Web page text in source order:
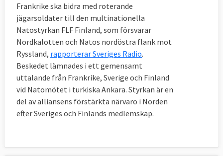
Frankrike ska bidra med roterande
jägarsoldater till den multinationella
Natostyrkan FLF Finland, som försvarar
Nordkalotten och Natos nordöstra flank mot
Ryssland, rapporterar Sveriges Radio.
Beskedet lämnades i ett gemensamt
uttalande från Frankrike, Sverige och Finland
vid Natomötet i turkiska Ankara. Styrkan är en
del av alliansens förstärkta närvaro i Norden
efter Sveriges och Finlands medlemskap.